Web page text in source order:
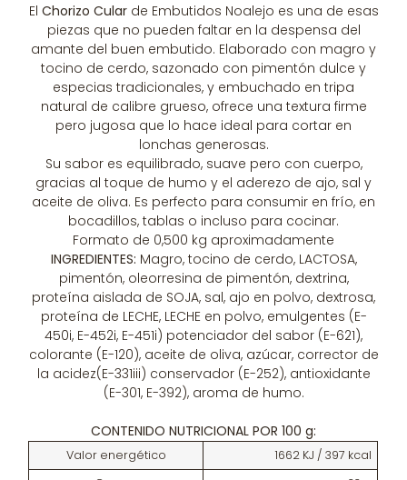
El Chorizo Cular de Embutidos Noalejo es una de esas
piezas que no pueden faltar en la despensa del
amante del buen embutido. Elaborado con magro y
tocino de cerdo, sazonado con pimentón dulce y
especias tradicionales, y embuchado en tripa
natural de calibre grueso, ofrece una textura firme
pero jugosa que lo hace ideal para cortar en
lonchas generosas.
Su sabor es equilibrado, suave pero con cuerpo,
gracias al toque de humo y el aderezo de ajo, sal y
aceite de oliva. Es perfecto para consumir en frío, en
bocadillos, tablas o incluso para cocinar.
Formato de 0,500 kg aproximadamente
INGREDIENTES: Magro, tocino de cerdo, LACTOSA,
pimentón, oleorresina de pimentón, dextrina,
proteína aislada de SOJA, sal, ajo en polvo, dextrosa,
proteína de LECHE, LECHE en polvo, emulgentes (E-
450i, E-452i, E-451i) potenciador del sabor (E-621),
colorante (E-120), aceite de oliva, azúcar, corrector de
la acidez(E-331iii) conservador (E-252), antioxidante
(E-301, E-392), aroma de humo.
CONTENIDO NUTRICIONAL POR 100 g:
Valor energético
1662 KJ / 397 kcal